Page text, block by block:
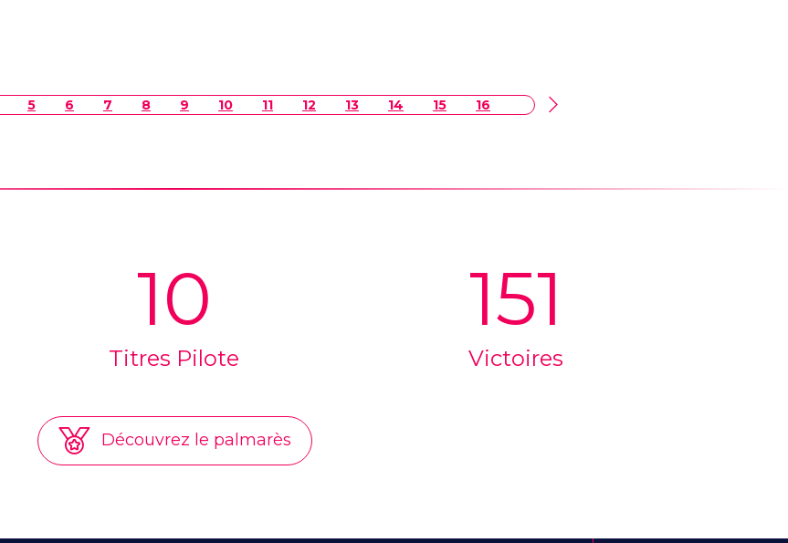
5 6 7 8 9 10 11 12 13 14 15 16
10
Titres Pilote
151
Victoires
Découvrez le palmarès